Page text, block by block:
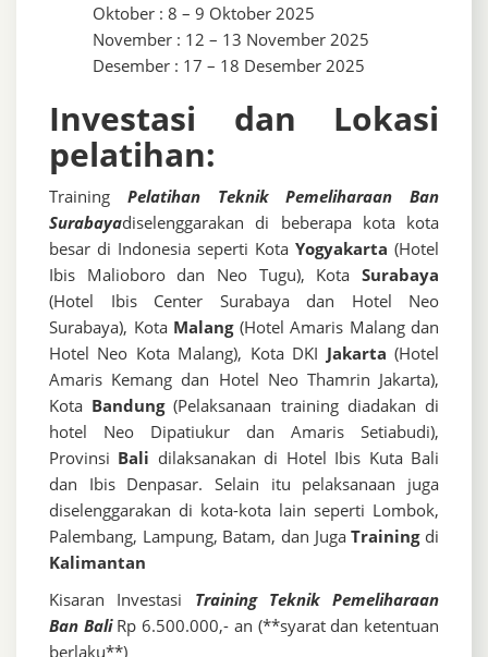
Oktober : 8 – 9 Oktober 2025
November : 12 – 13 November 2025
Desember : 17 – 18 Desember 2025
Investasi dan Lokasi
pelatihan:
Training Pelatihan Teknik Pemeliharaan Ban
Surabayadiselenggarakan di beberapa kota kota
besar di Indonesia seperti Kota Yogyakarta (Hotel
Ibis Malioboro dan Neo Tugu), Kota Surabaya
(Hotel Ibis Center Surabaya dan Hotel Neo
Surabaya), Kota Malang(Hotel Amaris Malang dan
Hotel Neo Kota Malang), Kota DKI Jakarta (Hotel
Amaris Kemang dan Hotel Neo Thamrin Jakarta),
Kota Bandung(Pelaksanaan training diadakan di
hotel Neo Dipatiukur dan Amaris Setiabudi),
Provinsi Bali dilaksanakan di Hotel Ibis Kuta Bali
dan Ibis Denpasar. Selain itu pelaksanaan juga
diselenggarakan di kota-kota lain seperti Lombok,
Palembang, Lampung, Batam, dan JugaTrainingdi
Kalimantan
Kisaran Investasi Training Teknik Pemeliharaan
Ban Bali Rp 6.500.000,- an (**syarat dan ketentuan
berlaku**)